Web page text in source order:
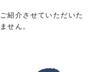
紹介させていただいた
せん。